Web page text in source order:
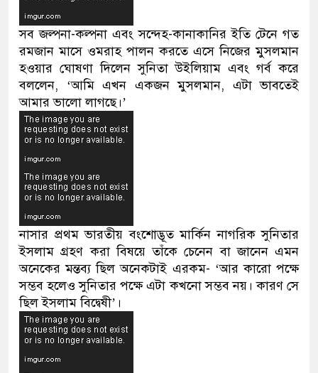
সব জল্পনা-কল্পনা এবং সন্দেহ-কানাকানির ইতি টেনে গত
রমজান মাসে ওমরাহ পালন করতে এসে নিজের মুসলমান
হওয়ার ঘোষণা দিলেন সুনিতা উইলিয়াম এবং গর্ব করে
বললেন, ‘আমি এখন একজন মুসলমান, এটা ভাবতেই
আমার ভালো লাগছে।’
নাসার প্রথম ভারতীয় বংশোদ্ভূত মার্কিন নাগরিক সুনিতার
ইসলাম গ্রহণ করা বিষয়ে তাঁকে চেনেন বা জানেন এমন
অনেকের মন্তব্য ছিল অনেকটাই এরকম- ‘আর কারো পক্ষে
সম্ভব হলেও সুনিতার পক্ষে এটা কখনো সম্ভব নয়। কারণ সে
ছিল ইসলাম বিদ্বেষী’।